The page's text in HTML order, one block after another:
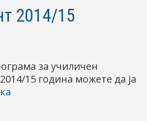
2014/15
за училичен
15 година можете да ја